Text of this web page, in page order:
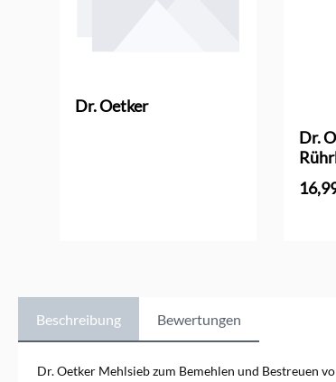
Dr. Oetker
Dr.
Beschreibung Bewertungen
Dr. Oetker Mehlsieb zum Bemehlen und Bestreuen